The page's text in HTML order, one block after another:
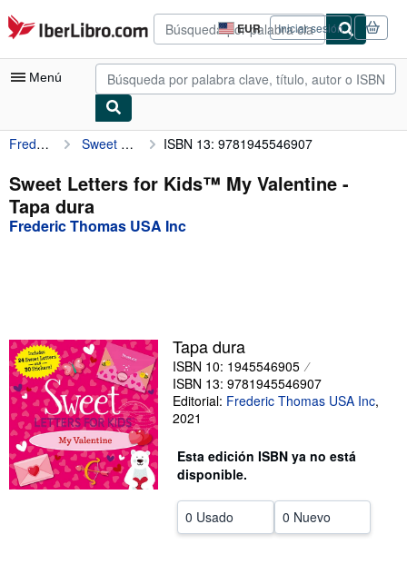
Pasar al contenido principal
IberLibro.com EUR
Preferencias
de
compra
del
Iniciar sesión
Menú
Mi cuenta
Consultar mis pedidos
Búsqueda avanzada
Vendedores
Comenzar a vender
Ayuda
Frederic Thomas USA Inc Sweet Letters for Kids™ My Valentine ISBN 13: 9781945546907
Sweet Letters for Kids™ My Valentine -
Tapa dura
Frederic Thomas USA Inc
Tapa dura
ISBN 10: 1945546905
ISBN 13: 9781945546907
Editorial: Frederic Thomas USA Inc,
2021
Esta edición ISBN ya no está
disponible.
0 Usado 0 Nuevo